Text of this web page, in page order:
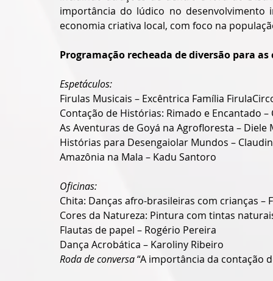
importância do lúdico no
economia criativa local, com foco na
Programação recheada de diversão para as
Espetáculos:
Firulas Musicais – Excêntrica Família
Contação de Histórias: Rimado e Encantado
As Aventuras de Goyá na Agrofloresta – Diele
Histórias para Desengaiolar Mundos –
Amazônia na Mala – Kadu Santoro
Oficinas:
Chita: Danças afro-brasileiras com crianças –
Cores da Natureza: Pintura com tintas
Flautas de papel – Rogério Pereira
Dança Acrobática – Karoliny Ribeiro
Roda de conversa “A importância da contação